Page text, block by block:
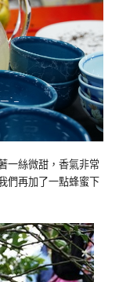
一絲微甜，香氣非常
們再加了一點蜂蜜下